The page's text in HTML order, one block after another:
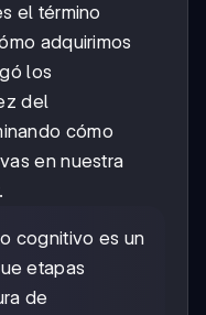
el término
adquirimos
los
del
cómo
en nuestra
cognitivo es un
etapas
de